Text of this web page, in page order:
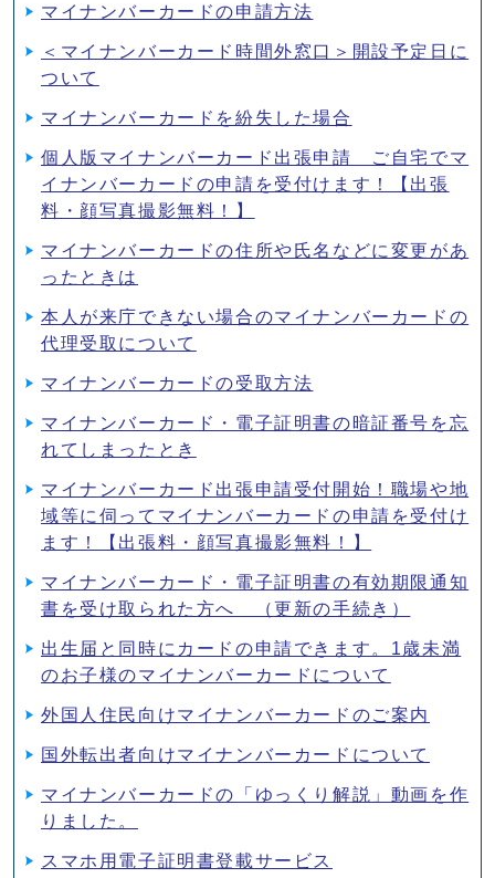
マイナンバーカードの申請方法
＜マイナンバーカード時間外窓口＞開設予定日に
ついて
マイナンバーカードを紛失した場合
個人版マイナンバーカード出張申請 ご自宅でマ
イナンバーカードの申請を受付けます！【出張
料・顔写真撮影無料！】
マイナンバーカードの住所や氏名などに変更があ
ったときは
本人が来庁できない場合のマイナンバーカードの
代理受取について
マイナンバーカードの受取方法
マイナンバーカード・電子証明書の暗証番号を忘
れてしまったとき
マイナンバーカード出張申請受付開始！職場や地
域等に伺ってマイナンバーカードの申請を受付け
ます！【出張料・顔写真撮影無料！】
マイナンバーカード・電子証明書の有効期限通知
書を受け取られた方へ （更新の手続き）
出生届と同時にカードの申請できます。1歳未満
のお子様のマイナンバーカードについて
外国人住民向けマイナンバーカードのご案内
国外転出者向けマイナンバーカードについて
マイナンバーカードの「ゆっくり解説」動画を作
りました。
スマホ用電子証明書登載サービス